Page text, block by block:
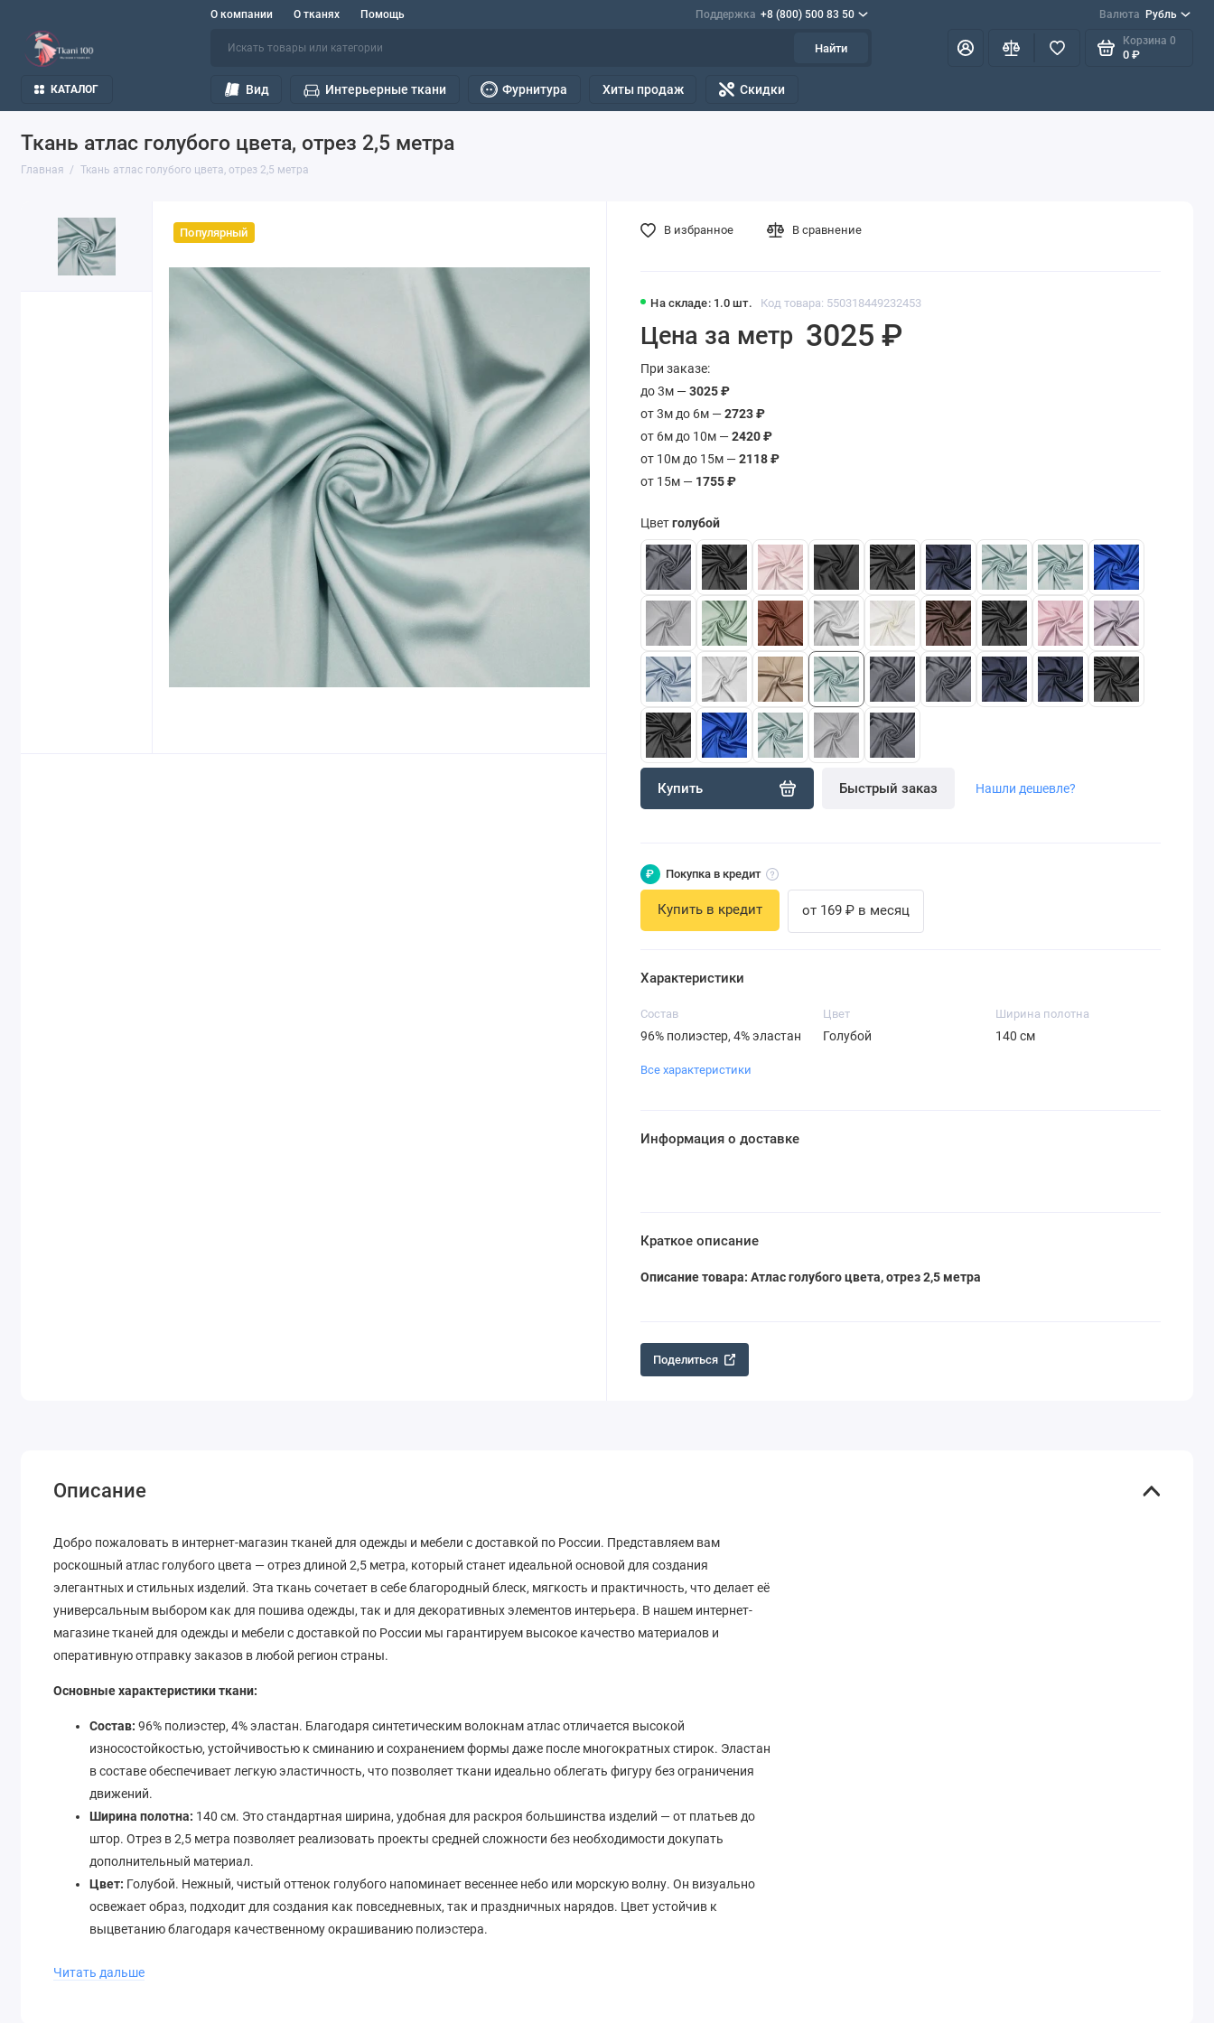
О компании О тканях Помощь Поддержка +8 (800) 500 83 50 Валюта Рубль
Найти
Корзина 0
0 ₽
КАТАЛОГ Вид Интерьерные ткани Фурнитура Хиты продаж Скидки
Ткань атлас голубого цвета, отрез 2,5 метра
Главная Ткань атлас голубого цвета, отрез 2,5 метра
Популярный
На складе: 1.0 шт. Код товара: 550318449232453
Цена за метр 3025 ₽
При заказе:
до 3м —3025 ₽
от 3м до 6м —2723 ₽
от 6м до 10м —2420 ₽
от 10м до 15м —2118 ₽
от 15м — 1755 ₽
Цветголубой
Купить Быстрый заказ Нашли дешевле?
В избранное В сравнение
₽ Покупка в кредит
Купить в кредит от 169 ₽ в месяц
Характеристики
Состав
96% полиэстер, 4% эластан
Цвет
Голубой
Ширина полотна
140 см
Все характеристики
Информация о доставке
Краткое описание
Описание товара: Атлас голубого цвета, отрез 2,5 метра
Поделиться
Описание
Добро пожаловать в интернет-магазин тканей для одежды и мебели с доставкой по России. Представляем вам
роскошный атлас голубого цвета — отрез длиной 2,5 метра, который станет идеальной основой для создания
элегантных и стильных изделий. Эта ткань сочетает в себе благородный блеск, мягкость и практичность, что делает её
универсальным выбором как для пошива одежды, так и для декоративных элементов интерьера. В нашем интернет-
магазине тканей для одежды и мебели с доставкой по России мы гарантируем высокое качество материалов и
оперативную отправку заказов в любой регион страны.
Основные характеристики ткани:
Состав: 96% полиэстер, 4% эластан. Благодаря синтетическим волокнам атлас отличается высокой
износостойкостью, устойчивостью к сминанию и сохранением формы даже после многократных стирок. Эластан
в составе обеспечивает легкую эластичность, что позволяет ткани идеально облегать фигуру без ограничения
движений.
Ширина полотна: 140 см. Это стандартная ширина, удобная для раскроя большинства изделий — от платьев до
штор. Отрез в 2,5 метра позволяет реализовать проекты средней сложности без необходимости докупать
дополнительный материал.
Цвет: Голубой. Нежный, чистый оттенок голубого напоминает весеннее небо или морскую волну. Он визуально
освежает образ, подходит для создания как повседневных, так и праздничных нарядов. Цвет устойчив к
выцветанию благодаря качественному окрашиванию полиэстера.
плотное переплетение, что обеспечивает её формоустойчивость и драпируемость. Атлас не осыпается по краям,
Читать дальше